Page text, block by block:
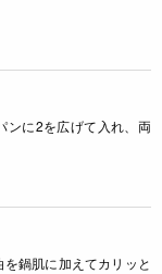
ンに2を広げて入れ、両
鍋肌に加えてカリッと